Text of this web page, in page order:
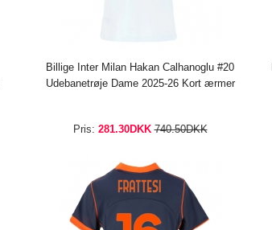
Billige Inter Milan Hakan Calhanoglu #20
Udebanetrøje Dame 2025-26 Kort ærmer
Pris: 281.30DKK 740.50DKK